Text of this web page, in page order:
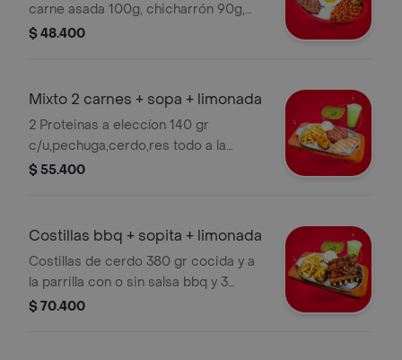
carne asada 100g, chicharrón 90g,
chorizo, maduro, aguacate, arepa,
$ 48.400
Mixto 2 carnes + sopa + limonada
2 Proteinas a eleccíon 140 gr
c/u,pechuga,cerdo,res todo a la
parrilla,tres complementos a
$ 55.400
Costillas bbq + sopita + limonada
Costillas de cerdo 380 gr cocida y a
la parrilla con o sin salsa bbq y 3
complementos a elección, sopita y
$ 70.400